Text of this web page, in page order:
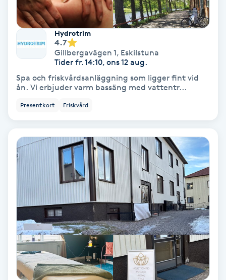
Ombre naglar
Ortobionomi
Ortopedi
Osteopati
Paraffinbehandling
Pedikyr
Pensionärklippning
Permanent
Hydrotrim
4.7
Gillbergavägen 1, Eskilstuna
Tider fr. 14:10, ons 12 aug.
Spa och friskvårdsanläggning som ligger fint vid
ån. Vi erbjuder varm bassäng med vattentr...
Presentkort Friskvård